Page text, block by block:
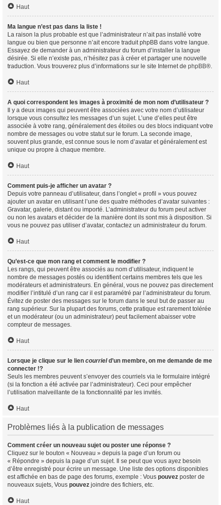
Haut
Ma langue n’est pas dans la liste !
La raison la plus probable est que l’administrateur n’ait pas installé votre
langue ou bien que personne n’ait encore traduit phpBB dans votre langue.
Essayez de demander à un administrateur du forum d’installer la langue
désirée. Si elle n’existe pas, n’hésitez pas à créer et partager une nouvelle
traduction. Vous trouverez plus d’informations sur le site Internet de phpBB®.
Haut
A quoi correspondent les images à proximité de mon nom d’utilisateur ?
Il y a deux images qui peuvent être associées avec votre nom d’utilisateur
lorsque vous consultez les messages d’un sujet. L’une d’elles peut être
associée à votre rang, généralement des étoiles ou des blocs indiquant votre
nombre de messages ou votre statut sur le forum. La seconde image,
souvent plus grande, est connue sous le nom d’avatar et généralement est
unique ou propre à chaque membre.
Haut
Comment puis-je afficher un avatar ?
Depuis votre panneau d’utilisateur, dans l’onglet « profil » vous pouvez
ajouter un avatar en utilisant l’une des quatre méthodes d’avatar suivantes :
Gravatar, galerie, distant ou importé. L’administrateur du forum peut activer
ou non les avatars et décider de la manière dont ils sont mis à disposition. Si
vous ne pouvez pas utiliser d’avatar, contactez un administrateur du forum.
Haut
Qu’est-ce que mon rang et comment le modifier ?
Les rangs, qui peuvent être associés au nom d’utilisateur, indiquent le
nombre de messages postés ou identifient certains membres tels que les
modérateurs et administrateurs. En général, vous ne pouvez pas directement
modifier l’intitulé d’un rang car il est paramétré par l’administrateur du forum.
Évitez de poster des messages sur le forum dans le seul but de passer au
rang supérieur. Sur la plupart des forums, cette pratique est rarement tolérée
et un modérateur (ou un administrateur) peut facilement abaisser votre
compteur de messages.
Haut
Lorsque je clique sur le lien courrield’un membre, on me demande de me
connecter !?
Seuls les membres peuvent s’envoyer des courriels via le formulaire intégré
(si la fonction a été activée par l’administrateur). Ceci pour empêcher
l’utilisation malveillante de la fonctionnalité par les invités.
Haut
Problèmes liés à la publication de messages
Comment créer un nouveau sujet ou poster une réponse ?
Cliquez sur le bouton « Nouveau » depuis la page d’un forum ou
« Répondre » depuis la page d’un sujet. Il se peut que vous ayez besoin
d’être enregistré pour écrire un message. Une liste des options disponibles
est affichée en bas de page des forums, exemple : Vous pouvez poster de
nouveaux sujets, Vous pouvez joindre des fichiers, etc.
Haut